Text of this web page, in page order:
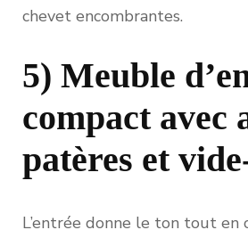
chevet encombrantes.
5) Meuble
compact avec
patères et
L’entrée donne le ton tout en